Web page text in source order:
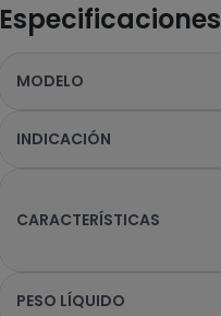
Especificaciones
MODELO
INDICACIÓN
CARACTERÍSTICAS
PESO LÍQUIDO